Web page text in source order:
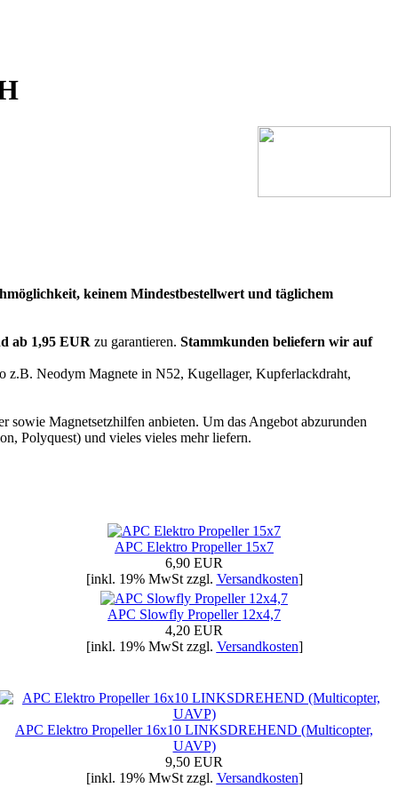
keinem Mindestbestellwert und täglichem
ab 1,95 EUR zu garantieren. Stammkunden beliefern wir auf
z.B. Neodym Magnete in N52, Kugellager, Kupferlackdraht,
Magnetsetzhilfen anbieten. Um das Angebot abzurunden
Polyquest) und vieles vieles mehr liefern.
APC Elektro Propeller 15x7
6,90 EUR
[inkl. 19% MwSt zzgl. Versandkosten]
APC Slowfly Propeller 12x4,7
4,20 EUR
[inkl. 19% MwSt zzgl. Versandkosten]
APC Elektro Propeller 16x10 LINKSDREHEND (Multicopter,
UAVP)
9,50 EUR
[inkl. 19% MwSt zzgl. Versandkosten]